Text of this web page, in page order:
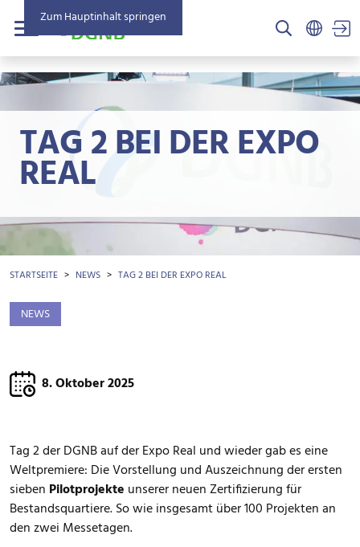
Zum Hauptinhalt springen
Menü
TAG 2 BEI DER EXPO
REAL
BROTKRÜMEL
STARTSEITE NEWS TAG 2 BEI DER EXPO REAL
NEWS
8. Oktober 2025
Tag 2 der DGNB auf der Expo Real und wieder gab es eine
Weltpremiere: Die Vorstellung und Auszeichnung der ersten
sieben Pilotprojekte unserer neuen Zertifizierung für
Bestandsquartiere. So wie insgesamt über 100 Projekten an
den zwei Messetagen.